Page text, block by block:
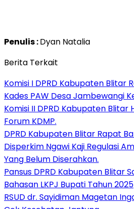
Penulis :Dyan Natalia
Berita Terkait
Komisi I DPRD Kabupaten Blitar
Kades PAW Desa Jambewangi
Komisi II DPRD Kabupaten Blitar
Forum KDMP.
DPRD Kabupaten Blitar Rapat
Disperkim Ngawi Kaji Regulasi
Yang Belum Diserahkan.
Pansus DPRD Kabupaten Blitar
Bahasan LKPJ Bupati Tahun 2025
RSUD dr. Sayidiman Magetan